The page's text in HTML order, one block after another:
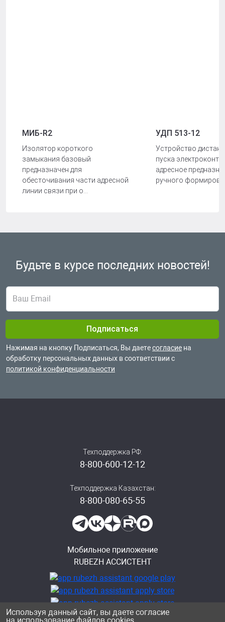
МИБ-R2
Изолятор короткого
замыкания базовый
предназначен для
обесточивания части адресной
линии связи при о...
УДП 513-12
Устройство
пуска
адресное
ручного
Будьте в курсе последних новостей!
Нажимая на кнопку Подписаться, Вы даетесогласие на
обработку персональных данных в соответствии с
политикой конфиденциальности
Техподдержка РФ:
8-800-600-12-12
Техподдержка Казахстан:
8-800-080-65-55
Мобильное приложение
RUBEZH АССИСТЕНТ
Используя данный сайт, вы даете согласие